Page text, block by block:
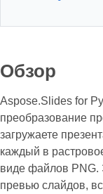
Обзор
Aspose.Slides for
преобразование
загружаете
каждый в
виде файлов PNG.
превью слайдов,